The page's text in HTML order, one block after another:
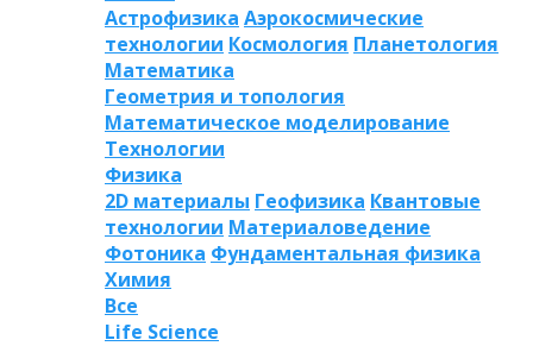
Астрофизика Аэрокосмические
технологии Космология Планетология
Математика
Геометрия и топология
Математическое моделирование
Технологии
Физика
2D материалы Геофизика Квантовые
технологии Материаловедение
Фотоника Фундаментальная физика
Химия
Все
Life Science